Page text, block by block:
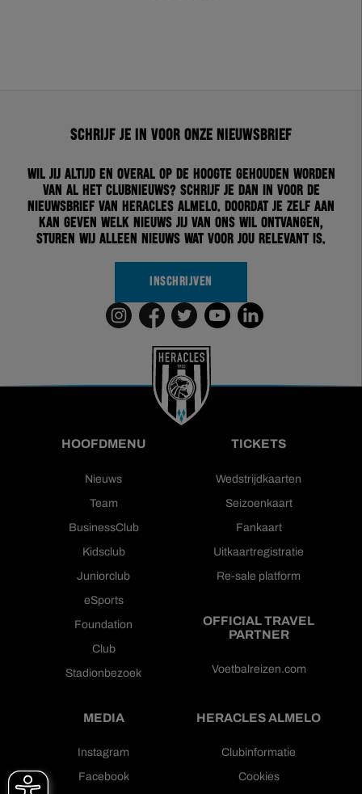
Schrijf je in voor onze nieuwsbrief
Wil jij altijd en overal op de hoogte gehouden worden
van al het clubnieuws? Schrijf je dan in voor de
nieuwsbrief van Heracles Almelo. Doordat je zelf aan
kan geven welk nieuws jij van ons wil ontvangen,
sturen wij alleen nieuws wat voor jou relevant is.
INSCHRIJVEN
HOOFDMENU
Nieuws
Team
BusinessClub
Kidsclub
Juniorclub
eSports
Foundation
Club
Stadionbezoek
TICKETS
Wedstrijdkaarten
Seizoenkaart
Fankaart
Uitkaartregistratie
Re-sale platform
OFFICIAL TRAVEL
PARTNER
Voetbalreizen.com
MEDIA
Instagram
Facebook
HERACLES ALMELO
Clubinformatie
Cookies